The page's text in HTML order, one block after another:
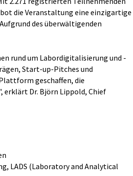
die Veranstaltung eine einzigartige
des überwältigenden
rund um Labordigitalisierung und -
Start-up-Pitches und
geschaffen, die
Dr. Björn Lippold, Chief
LADS (Laboratory and Analytical